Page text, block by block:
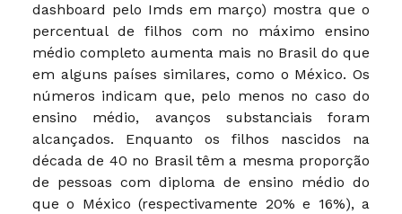
dashboard pelo Imds em março) mostra que o
percentual de filhos com no máximo ensino
médio completo aumenta mais no Brasil do que
em alguns países similares, como o México. Os
números indicam que, pelo menos no caso do
ensino médio, avanços substanciais foram
alcançados. Enquanto os filhos nascidos na
década de 40 no Brasil têm a mesma proporção
de pessoas com diploma de ensino médio do
que o México (respectivamente 20% e 16%), a